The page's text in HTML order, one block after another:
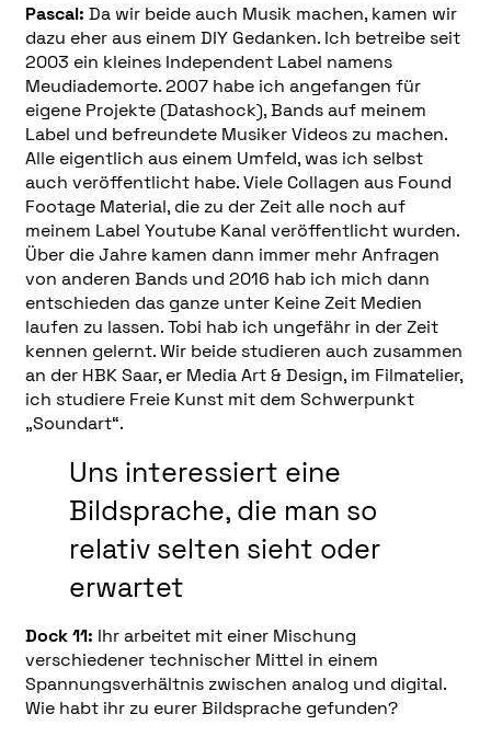
Pascal: Da wir beide auch Musik machen, kamen wir
dazu eher aus einem DIY Gedanken. Ich betreibe seit
2003 ein kleines Independent Label namens
Meudiademorte. 2007 habe ich angefangen für
eigene Projekte (Datashock), Bands auf meinem
Label und befreundete Musiker Videos zu machen.
Alle eigentlich aus einem Umfeld, was ich selbst
auch veröffentlicht habe. Viele Collagen aus Found
Footage Material, die zu der Zeit alle noch auf
meinem Label Youtube Kanal veröffentlicht wurden.
Über die Jahre kamen dann immer mehr Anfragen
von anderen Bands und 2016 hab ich mich dann
entschieden das ganze unter Keine Zeit Medien
laufen zu lassen. Tobi hab ich ungefähr in der Zeit
kennen gelernt. Wir beide studieren auch zusammen
an der HBK Saar, er Media Art & Design, im Filmatelier,
ich studiere Freie Kunst mit dem Schwerpunkt
„Soundart“.
Uns interessiert eine
Bildsprache, die man so
relativ selten sieht oder
erwartet
Dock 11: Ihr arbeitet mit einer Mischung
verschiedener technischer Mittel in einem
Spannungsverhältnis zwischen analog und digital.
Wie habt ihr zu eurer Bildsprache gefunden?